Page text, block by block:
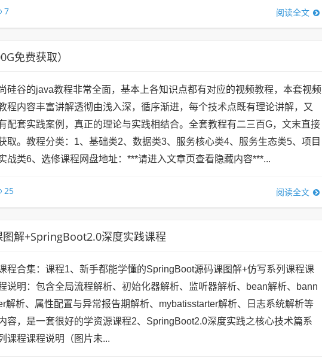
7 阅读全文
免费获取）
硅谷的java教程非常全面，基本上各知识点都有对应的视频教程，本套视频
程内容丰富讲解透彻由浅入深，循序渐进，每个技术点既有理论讲解，又
配套实践案例，真正的理论与实践相结合。全套教程有二三百G，文末直接
取。教程分类：1、基础类2、数据类3、服务核心类4、服务生态类5、项目
战类6、选修课程网盘地址：***请进入文章页查看隐藏内容***...
25 阅读全文
解+SpringBoot2.0深度实践课程
程合集：课程1、新手都能学懂的SpringBoot源码课图解+仿写系列课程课
说明：包含全局流程解析、初始化器解析、监听器解析、bean解析、bann
解析、属性配置与异常报告期解析、mybatisstarter解析、日志系统解析等
容，是一套很好的学资源课程2、SpringBoot2.0深度实践之核心技术篇系
课程课程说明（图片未...